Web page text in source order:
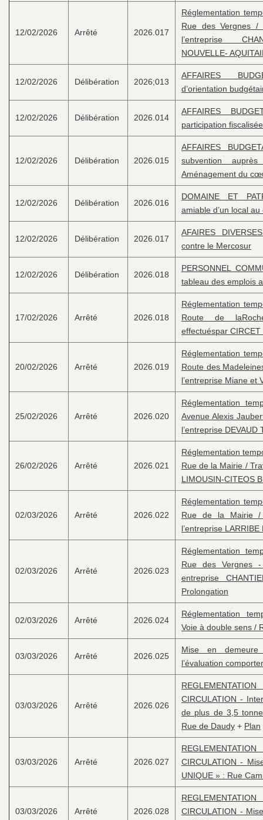
12/02/2026 Arrêté 2026.017
Réglementation
Rue des Vergnes
l’entreprise
NOUVELLE-
12/02/2026 Délibération 2026;013
AFFAIRES
d’orientation
12/02/2026 Délibération 2026.014
AFFAIRES
participation
12/02/2026 Délibération 2026.015
AFFAIRES
subvention
Aménagement du
12/02/2026 Délibération 2026.016
DOMAINE ET
amiable d’un local
12/02/2026 Délibération 2026.017
AFAIRES
contre le Mercosur
12/02/2026 Délibération 2026.018
PERSONNEL
tableau des emplois
17/02/2026 Arrêté 2026.018
Réglementation
Route de
effectuéspar CIRCET
20/02/2026 Arrêté 2026.019
Réglementation
Route des
l’entreprise Miane et
25/02/2026 Arrêté 2026.020
Réglementation
Avenue Alexis
l’entreprise
26/02/2026 Arrêté 2026.021
Réglementation
Rue de la Mairie /
LIMOUSIN-CITEOS
02/03/2026 Arrêté 2026.022
Réglementation
Rue de la Mairie /
l’entreprise
02/03/2026 Arrêté 2026.023
Réglementation
Rue des Vergnes
entreprise
Prolongation
02/03/2026 Arrêté 2026.024
Réglementation
Voie à double sens /
03/03/2026 Arrêté 2026.025
Mise en
l’évaluation
03/03/2026 Arrêté 2026.026
CIRCULATION -
de plus de 3,5
Rue de Daudy + Plan
03/03/2026 Arrêté 2026.027
CIRCULATION -
UNIQUE » : Rue
03/03/2026 Arrêté 2026.028
CIRCULATION -